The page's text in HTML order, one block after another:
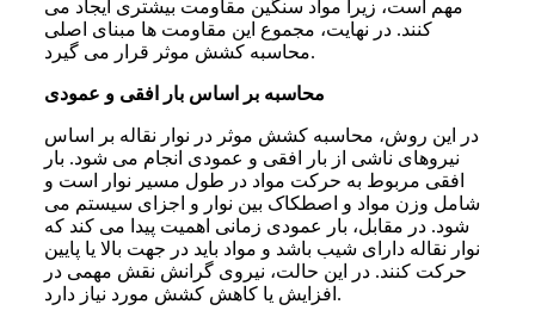
مهم است، زیرا مواد سنگین مقاومت بیشتری ایجاد می
کنند. در نهایت، مجموع این مقاومت ها مبنای اصلی
محاسبه کشش موثر قرار می گیرد.
محاسبه بر اساس بار افقی و عمودی
در این روش، محاسبه کشش موثر در نوار نقاله بر اساس
نیروهای ناشی از بار افقی و عمودی انجام می شود. بار
افقی مربوط به حرکت مواد در طول مسیر نوار است و
شامل وزن مواد و اصطکاک بین نوار و اجزای سیستم می
شود. در مقابل، بار عمودی زمانی اهمیت پیدا می کند که
نوار نقاله دارای شیب باشد و مواد باید در جهت بالا یا پایین
حرکت کنند. در این حالت، نیروی گرانش نقش مهمی در
افزایش یا کاهش کشش مورد نیاز دارد.